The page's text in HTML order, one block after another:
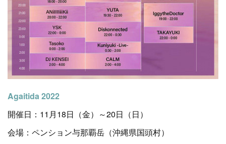
Agaitida 2022
開催日：11月18日（金）～20日（日）
会場：ペンション与那覇岳（沖縄県国頭村）